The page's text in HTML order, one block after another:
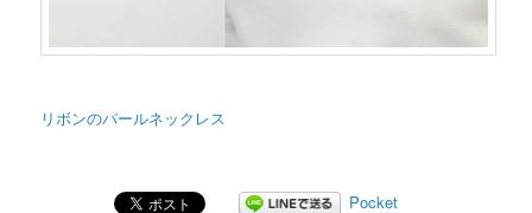
リボンのパールネックレス
Pocket